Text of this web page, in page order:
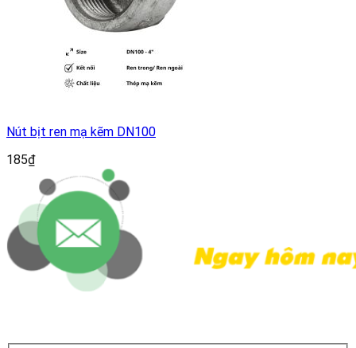
Nút bịt ren mạ kẽm DN100
185₫